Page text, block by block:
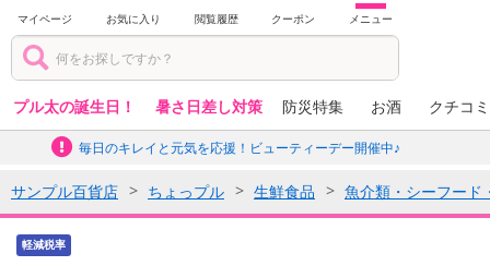
マイページ お気に入り 閲覧履歴 クーポン メニュー
プル太の誕生日！ 暑さ日差し対策 防災特集 お酒 クチコ
毎日のキレイと元気を応援！ビューティーデー開催中♪
サンプル百貨店 ちょっプル 生鮮食品 魚介類・シーフード
軽減税率